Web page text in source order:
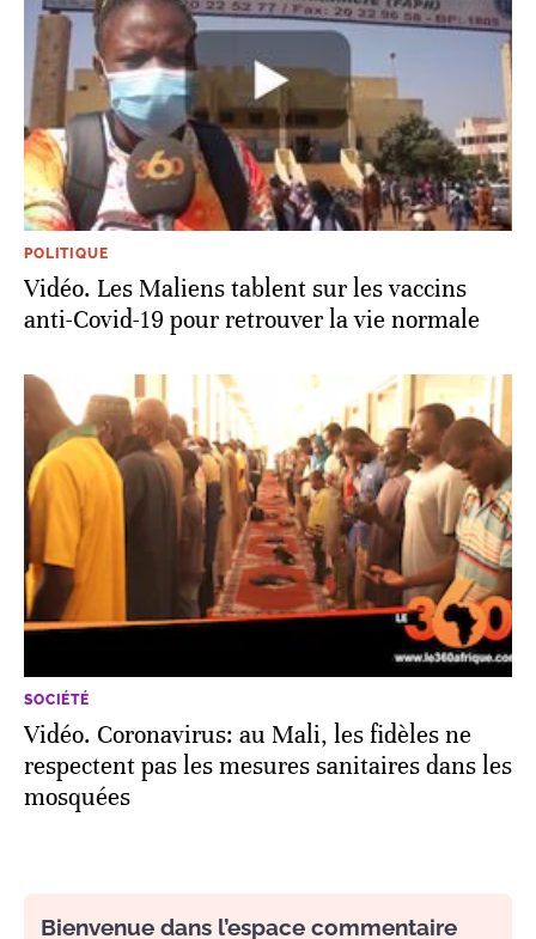
POLITIQUE
Vidéo. Les Maliens tablent sur les vaccins
anti-Covid-19 pour retrouver la vie normale
SOCIÉTÉ
Vidéo. Coronavirus: au Mali, les fidèles ne
respectent pas les mesures sanitaires dans les
mosquées
Bienvenue dans l’espace commentaire